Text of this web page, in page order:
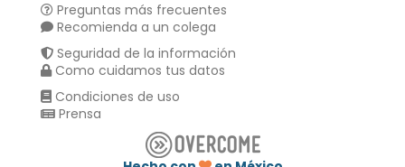
Preguntas más frecuentes
Recomienda a un colega
Seguridad de la información
Como cuidamos tus datos
Condiciones de uso
Prensa